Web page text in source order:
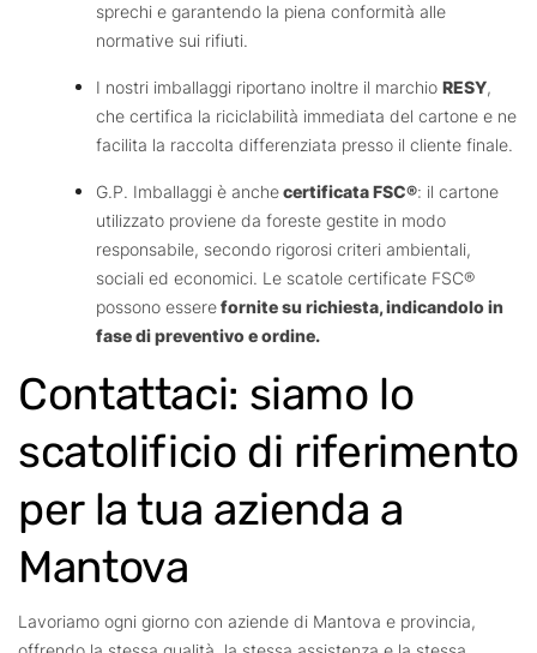
sprechi e garantendo la piena conformità alle
normative sui rifiuti.
I nostri imballaggi riportano inoltre il marchio RESY,
che certifica la riciclabilità immediata del cartone e ne
facilita la raccolta differenziata presso il cliente finale.
G.P. Imballaggi è anchecertificata FSC®: il cartone
utilizzato proviene da foreste gestite in modo
responsabile, secondo rigorosi criteri ambientali,
sociali ed economici. Le scatole certificate FSC®
possono esserefornite su richiesta, indicandolo in
fase di preventivo e ordine.
Contattaci: siamo lo
scatolificio di riferimento
per la tua azienda a
Mantova
Lavoriamo ogni giorno con aziende di Mantova e provincia,